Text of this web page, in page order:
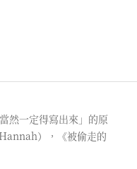
然一定得寫出來」的原
），《被偷走的